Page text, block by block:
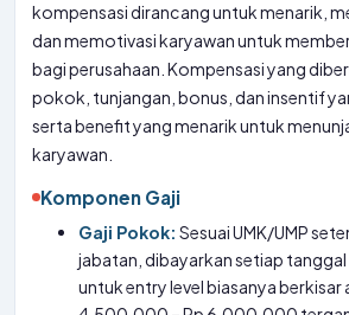
kompensasi dirancang untuk menarik,
dan memotivasi karyawan untuk
bagi perusahaan. Kompensasi yang
pokok, tunjangan, bonus, dan insentif
serta benefit yang menarik untuk
karyawan.
Komponen Gaji
Gaji Pokok: Sesuai UMK/UMP
jabatan, dibayarkan setiap
untuk entry level biasanya berkisar